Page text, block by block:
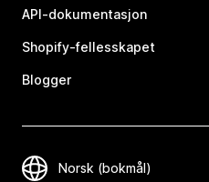
API-dokumentasjon
Shopify-fellesskapet
Blogger